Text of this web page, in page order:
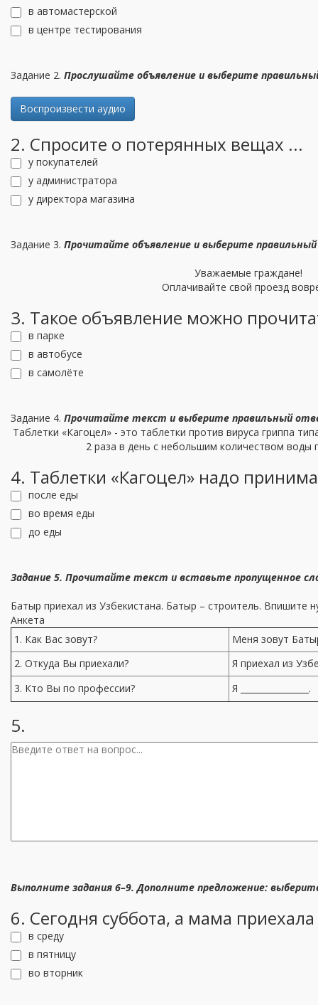
в автомастерской
в центре тестирования
Задание 2. Прослушайте объявление и выберите
Воспроизвести аудио
2. Спросите о потерянных вещах ...
у покупателей
у администратора
у директора магазина
Задание 3. Прочитайте объявление и выберите
Уважаемые граждане!
Оплачивайте свой проезд
3. Такое объявление можно
в парке
в автобусе
в самолёте
Задание 4. Прочитайте текст и выберите правильный
Таблетки «Кагоцел» - это таблетки против вируса гриппа
2 раза в день с небольшим количеством воды
4. Таблетки «Кагоцел» надо
после еды
во время еды
до еды
Задание 5. Прочитайте текст и вставьте пропущенное
Батыр приехал из Узбекистана. Батыр – строитель. Впишите
Анкета
1. Как Вас зовут?
Меня зовут
2. Откуда Вы приехали?
Я приехал из
3. Кто Вы по профессии?
Я ________________.
5.
Выполните задания 6–9. Дополните предложение:
6. Сегодня суббота, а мама
в среду
в пятницу
во вторник